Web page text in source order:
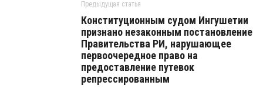
Предыдущая статья
Конституционным судом Ингушетии
признано незаконным постановление
Правительства РИ, нарушающее
первоочередное право на
предоставление путевок
репрессированным